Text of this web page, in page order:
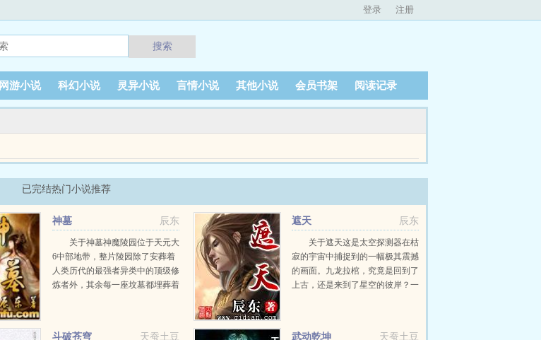
登录 注册
搜索
网游小说 科幻小说 灵异小说 言情小说 其他小说 会员书架 阅读记录
已完结热门小说推荐
辰东
神墓
关于神墓神魔陵园位于天元大
6中部地带，整片陵园除了安葬着
人类历代的最强者异类中的顶级修
炼者外，其余每一座坟墓都埋葬着
辰东
遮天
关于遮天这是太空探测器在枯
寂的宇宙中捕捉到的一幅极其震撼
的画面。九龙拉棺，究竟是回到了
上古，还是来到了星空的彼岸？一
天蚕土豆
斗破苍穹 天蚕土豆
武动乾坤